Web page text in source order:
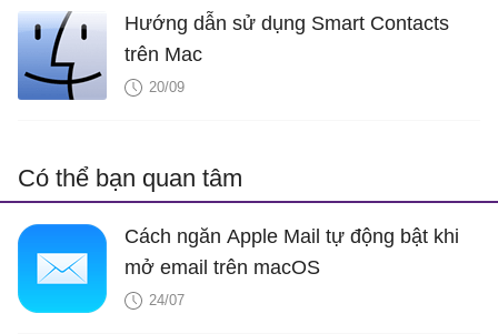
Hướng dẫn sử dụng Smart Contacts
trên Mac
20/09
Có thể bạn quan tâm
Cách ngăn Apple Mail tự động bật khi
mở email trên macOS
24/07